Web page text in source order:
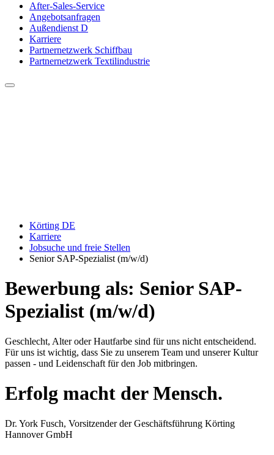
After-Sales-Service
Angebotsanfragen
Außendienst D
Karriere
Partnernetzwerk Schiffbau
Partnernetzwerk Textilindustrie
Körting DE
Karriere
Jobsuche und freie Stellen
Senior SAP-Spezialist (m/w/d)
Bewerbung als: Senior SAP-
Spezialist (m/w/d)
Geschlecht, Alter oder Hautfarbe sind für uns nicht entscheidend.
Für uns ist wichtig, dass Sie zu unserem Team und unserer Kultur
passen - und Leidenschaft für den Job mitbringen.
Erfolg macht der Mensch.
Dr. York Fusch, Vorsitzender der Geschäftsführung Körting
Hannover GmbH